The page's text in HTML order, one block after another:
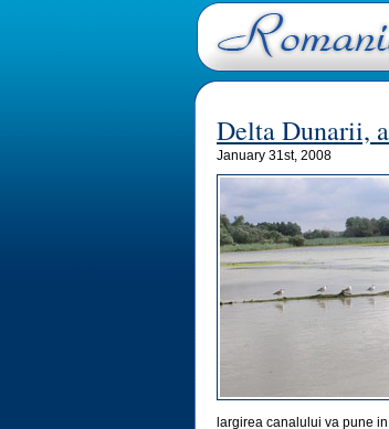
Delta Dunarii,
January 31st, 2008
largirea canalului va pune